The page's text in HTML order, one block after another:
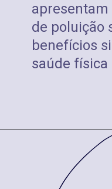
de poluição
benefícios
saúde física